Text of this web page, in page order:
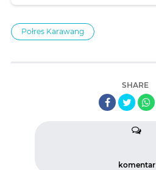
Połres Karawang
SHARE
komentar